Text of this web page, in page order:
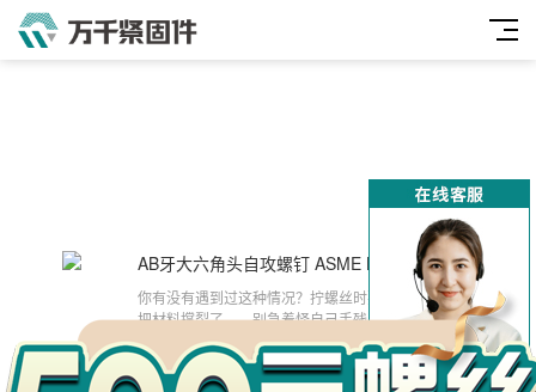
AB牙大六角头自攻螺钉 ASME B18.6.3实战指南2025-04-25
你有没有遇到过这种情况？拧螺丝时要么打滑，要么
把材料撑裂了——​​别急着怪自己手残​​，很可能你压根
没选对螺钉！今天咱就唠唠工业
ASME/ANSI B18.2.2 小六角螺母 #10~#10 2025-03-22
工
品